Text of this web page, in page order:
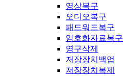
영상복구
오디오복구
패드워드복구
암호화자료복구
영구삭제
저장장치백업
저장장치복제